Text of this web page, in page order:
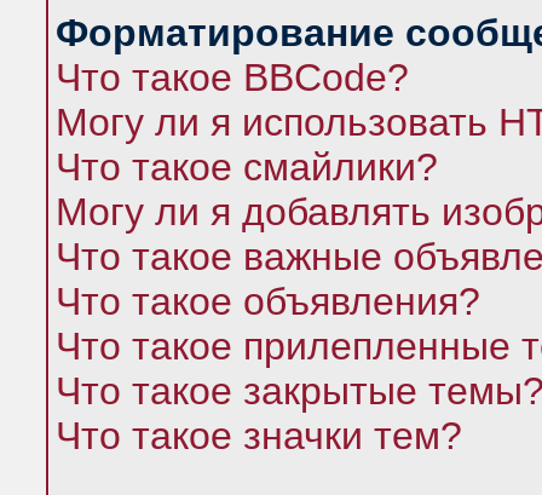
Форматирование
Что такое BBCode?
Могу ли я использовать
Что такое смайлики?
Могу ли я добавлять
Что такое важные
Что такое объявления?
Что такое прилепленные
Что такое закрытые
Что такое значки тем?